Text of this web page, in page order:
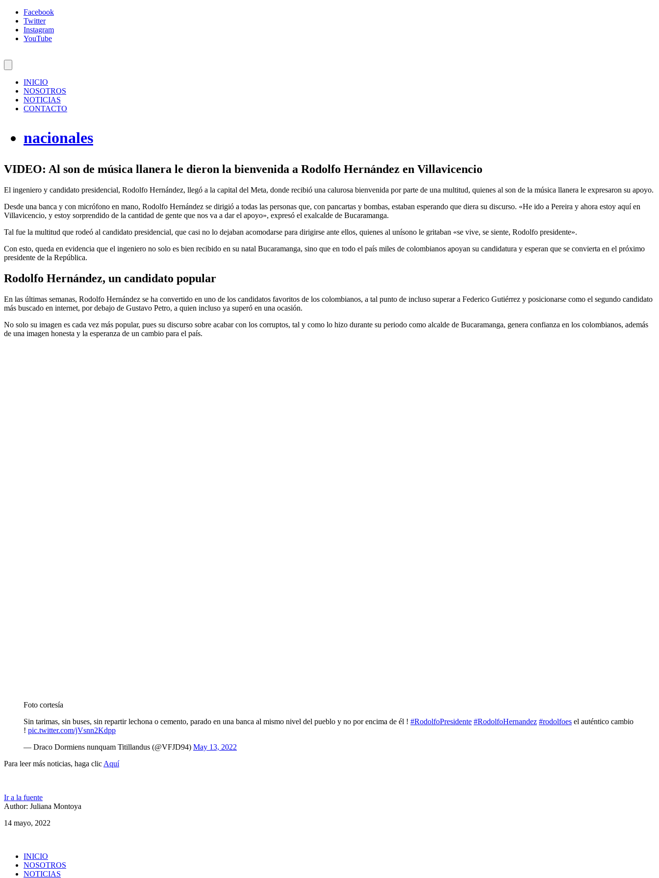
Facebook
Twitter
Instagram
YouTube
INICIO
NOSOTROS
NOTICIAS
CONTACTO
nacionales
VIDEO: Al son de música llanera le dieron la bienvenida a Rodolfo Hernández en Villavicencio
El ingeniero y candidato presidencial, Rodolfo Hernández, llegó a la capital del Meta, donde recibió una calurosa bienvenida por parte de una multitud, quienes al son de la música llanera le expresaron su apoyo.
Desde una banca y con micrófono en mano, Rodolfo Hernández se dirigió a todas las personas que, con pancartas y bombas, estaban esperando que diera su discurso. «He ido a Pereira y ahora estoy aquí en
Villavicencio, y estoy sorprendido de la cantidad de gente que nos va a dar el apoyo», expresó el exalcalde de Bucaramanga.
Tal fue la multitud que rodeó al candidato presidencial, que casi no lo dejaban acomodarse para dirigirse ante ellos, quienes al unísono le gritaban «se vive, se siente, Rodolfo presidente».
Con esto, queda en evidencia que el ingeniero no solo es bien recibido en su natal Bucaramanga, sino que en todo el país miles de colombianos apoyan su candidatura y esperan que se convierta en el próximo
presidente de la República.
Rodolfo Hernández, un candidato popular
En las últimas semanas, Rodolfo Hernández se ha convertido en uno de los candidatos favoritos de los colombianos, a tal punto de incluso superar a Federico Gutiérrez y posicionarse como el segundo candidato
más buscado en internet, por debajo de Gustavo Petro, a quien incluso ya superó en una ocasión.
No solo su imagen es cada vez más popular, pues su discurso sobre acabar con los corruptos, tal y como lo hizo durante su periodo como alcalde de Bucaramanga, genera confianza en los colombianos, además
de una imagen honesta y la esperanza de un cambio para el país.
Foto cortesía
Sin tarimas, sin buses, sin repartir lechona o cemento, parado en una banca al mismo nivel del pueblo y no por encima de él ! #RodolfoPresidente #RodolfoHernandez #rodolfoes el auténtico cambio
! pic.twitter.com/jVsnn2Kdpp
— Draco Dormiens nunquam Titillandus (@VFJD94) May 13, 2022
Para leer más noticias, haga clic Aquí
Ir a la fuente
Author: Juliana Montoya
14 mayo, 2022
INICIO
NOSOTROS
NOTICIAS